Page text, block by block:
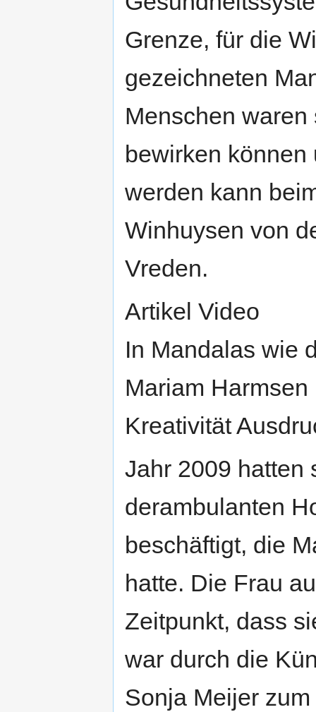
Grenze, für die
gezeichneten
Menschen
bewirken
werden kann
Winhuysen von
Vreden.
Artikel Video
In Mandalas wie
Mariam
Kreativität
Jahr 2009 hatten
derambulanten
beschäftigt, die
hatte. Die Frau
Zeitpunkt, dass
war durch die
Sonja Meijer